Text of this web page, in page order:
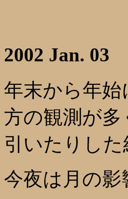
2002 Jan. 03
年末から年
方の観測が
引いたりし
今夜は月の影